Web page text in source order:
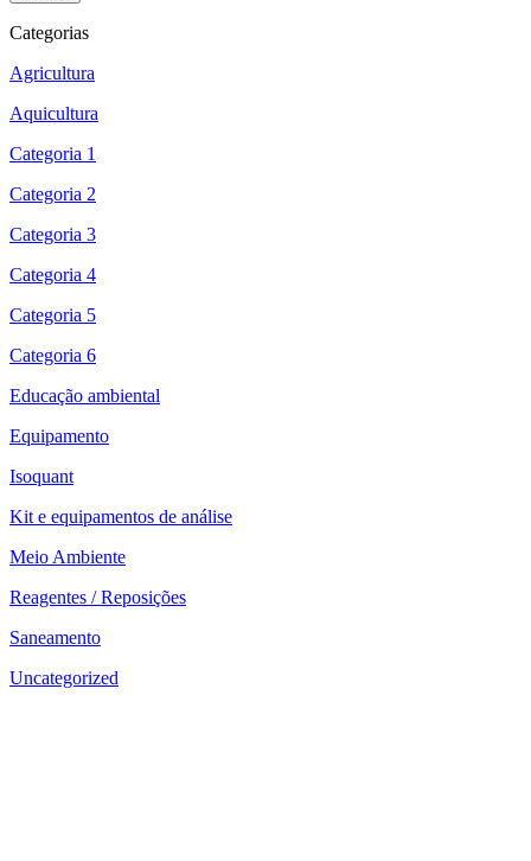
Categorias
Agricultura
Aquicultura
Categoria 1
Categoria 2
Categoria 3
Categoria 4
Categoria 5
Categoria 6
Educação ambiental
Equipamento
Isoquant
Kit e equipamentos de análise
Meio Ambiente
Reagentes / Reposições
Saneamento
Uncategorized